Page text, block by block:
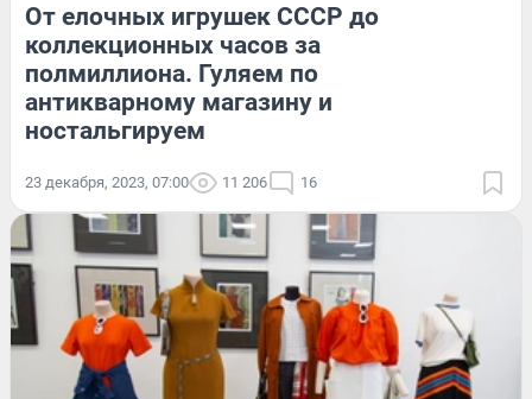
От елочных игрушек СССР до
коллекционных часов за
полмиллиона. Гуляем по
антикварному магазину и
ностальгируем
23 декабря, 2023, 07:00 11 206 16